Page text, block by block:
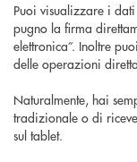
Puoi visualizzare i
pugno la firma
elettronica”. Inoltre
delle operazioni
Naturalmente, hai
tradizionale o di
sul tablet.